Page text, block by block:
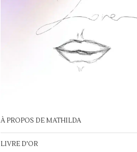
À PROPOS DE MATHILDA
LIVRE D'OR